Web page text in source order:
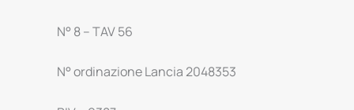
N° 8 – TAV 56
N° ordinazione Lancia 2048353